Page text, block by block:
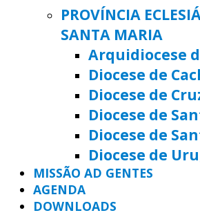
PROVÍNCIA
SANTA MARIA
Arquidiocese
Diocese de
Diocese de
Diocese de
Diocese de
Diocese de
MISSÃO AD GENTES
AGENDA
DOWNLOADS